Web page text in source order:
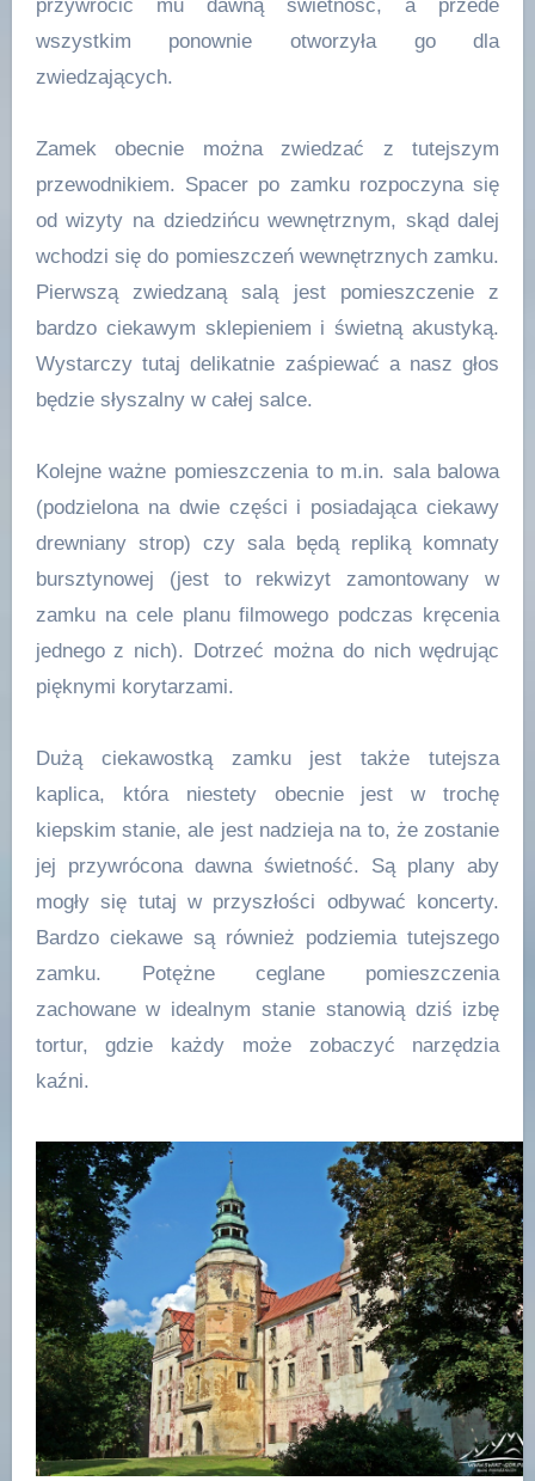
przywrócić mu dawną świetność, a przede
wszystkim ponownie otworzyła go dla
zwiedzających.
Zamek obecnie można zwiedzać z tutejszym
przewodnikiem. Spacer po zamku rozpoczyna się
od wizyty na dziedzińcu wewnętrznym, skąd dalej
wchodzi się do pomieszczeń wewnętrznych zamku.
Pierwszą zwiedzaną salą jest pomieszczenie z
bardzo ciekawym sklepieniem i świetną akustyką.
Wystarczy tutaj delikatnie zaśpiewać a nasz głos
będzie słyszalny w całej salce.
Kolejne ważne pomieszczenia to m.in. sala balowa
(podzielona na dwie części i posiadająca ciekawy
drewniany strop) czy sala będą repliką komnaty
bursztynowej (jest to rekwizyt zamontowany w
zamku na cele planu filmowego podczas kręcenia
jednego z nich). Dotrzeć można do nich wędrując
pięknymi korytarzami.
Dużą ciekawostką zamku jest także tutejsza
kaplica, która niestety obecnie jest w trochę
kiepskim stanie, ale jest nadzieja na to, że zostanie
jej przywrócona dawna świetność. Są plany aby
mogły się tutaj w przyszłości odbywać koncerty.
Bardzo ciekawe są również podziemia tutejszego
zamku. Potężne ceglane pomieszczenia
zachowane w idealnym stanie stanowią dziś izbę
tortur, gdzie każdy może zobaczyć narzędzia
kaźni.